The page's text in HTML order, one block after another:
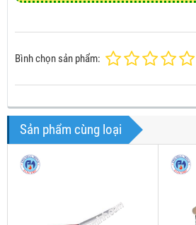
Bình chọn sản phẩm:
Sản phẩm cùng loại